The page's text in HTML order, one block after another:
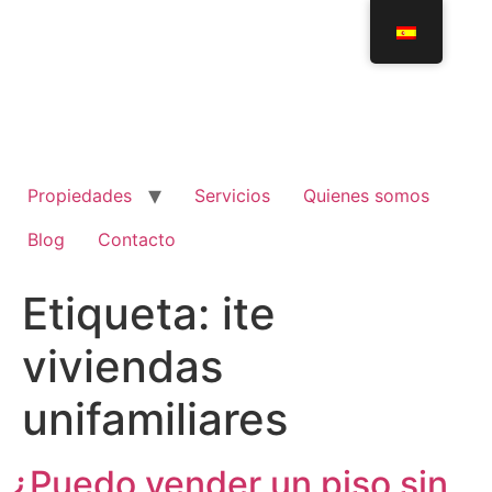
Propiedades Servicios
Quienes somos
Blog
Contacto
Etiqueta: ite
viviendas
unifamiliares